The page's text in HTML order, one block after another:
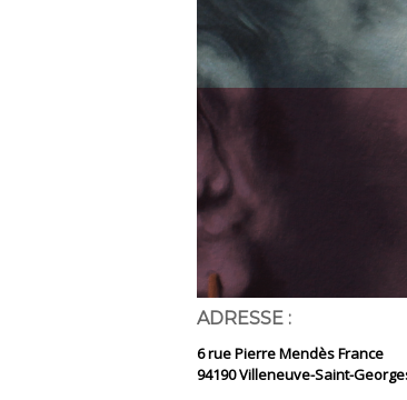
ADRESSE :
6 rue Pierre Mendès France
94190 Villeneuve-Saint-